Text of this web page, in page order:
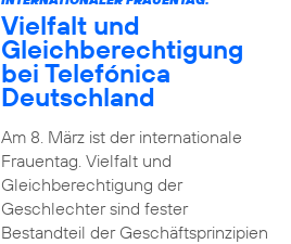
Vielfalt und
Gleichberechtigung
bei Telefónica
Deutschland
Am 8. März ist der internationale
Frauentag. Vielfalt und
Gleichberechtigung der
Geschlechter sind fester
Bestandteil der Geschäftsprinzipien